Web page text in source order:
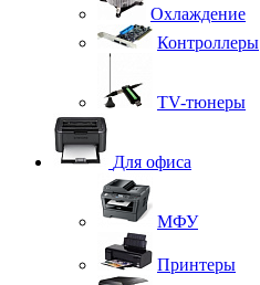
Охлаждение
Контроллеры
TV-тюнеры
Для офиса
МФУ
Принтеры